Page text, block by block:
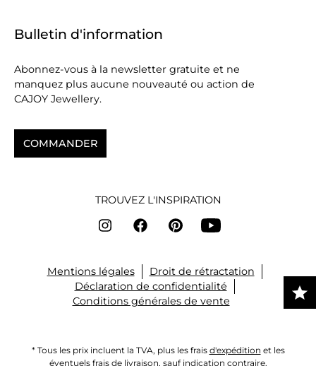
Bulletin d'information
Abonnez-vous à la newsletter gratuite et ne
manquez plus aucune nouveauté ou action de
CAJOY Jewellery.
COMMANDER
TROUVEZ L'INSPIRATION
Mentions légales
Droit de rétractation
Déclaration de confidentialité
Conditions générales de vente
* Tous les prix incluent la TVA, plus les frais d'expédition et les
éventuels frais de livraison, sauf indication contraire.